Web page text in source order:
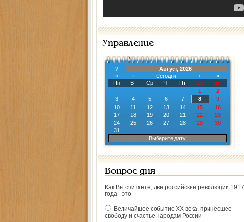
Управление
?
Август, 2026
«
‹ Сегодня ›
»
Пн
Вт Ср Чт Пт Сб
Вс
1
2
3
4 5 6 7 8
9
10
11 12 13 14 15
16
17
18 19 20 21 22
23
24
25 26 27 28 29
30
31
Выберите дату
Вопрос дня
Как Вы считаете, две российские революции 1917
года - это
Величайшее событие ХХ века, принёсшее
свободу и счастье народам России